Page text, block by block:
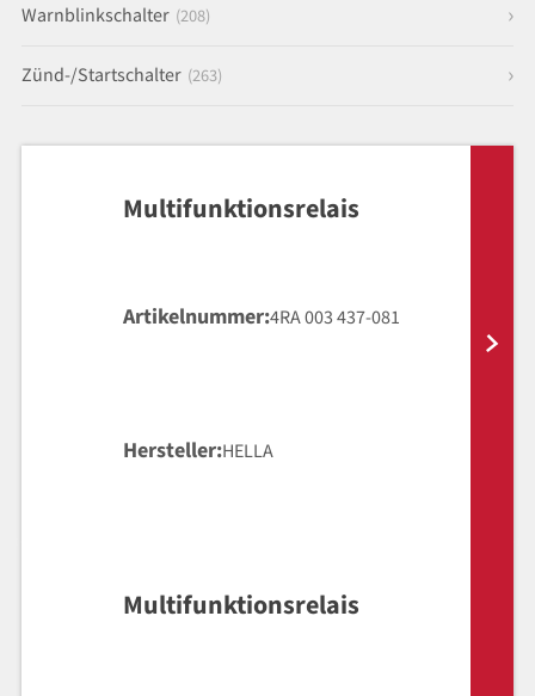
Multifunktionsrelais
Artikelnummer 4RA 003 437-081
Hersteller HELLA
Multifunktionsrelais
Warnblinkschalter (208)
Zünd-/Startschalter (263)